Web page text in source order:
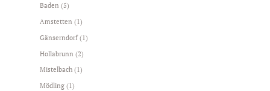
Baden (5)
Amstetten (1)
Gänserndorf(1)
Hollabrunn (2)
Mistelbach (1)
Mödling (1)